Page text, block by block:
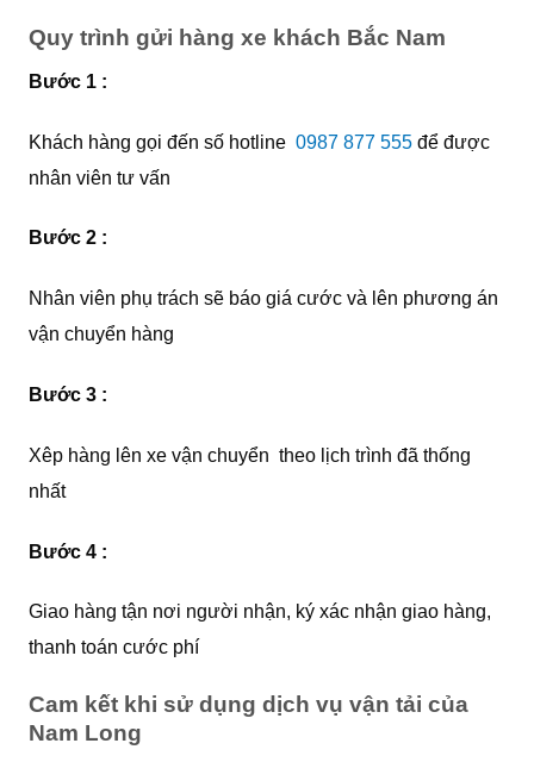
Quy trình gửi hàng xe khách Bắc Nam
Bước 1 :
Khách hàng gọi đến số hotline 0987 877 555 để được
nhân viên tư vấn
Bước 2 :
Nhân viên phụ trách sẽ báo giá cước và lên phương án
vận chuyển hàng
Bước 3 :
Xêp hàng lên xe vận chuyển theo lịch trình đã thống
nhất
Bước 4 :
Giao hàng tận nơi người nhận, ký xác nhận giao hàng,
thanh toán cước phí
Cam kết khi sử dụng dịch vụ vận tải của
Nam Long